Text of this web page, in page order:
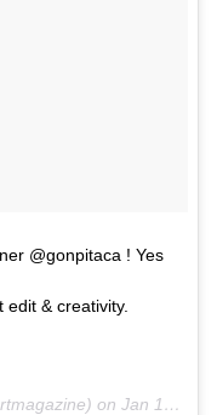
@gonpitaca ! Yes
& creativity.
on Jan 15, 2015 at 2:48pm PST